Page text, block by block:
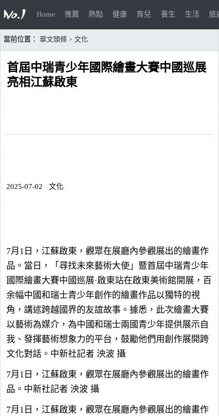
Home 推薦 熱點 健康 育兒 養生 生活 旅
當前位置： 華文頭條 > 文化
首屆中瑞青少年國際繪畫大賽中國巡展
亮相江蘇啟東
2025-07-02 文化
7月1日，江蘇啟東，觀眾在展廳內參觀展出的繪畫作
品。當日，「尋找未來藝術大使」暨首屆中瑞青少年
國際繪畫大賽中國巡展·啟東站在啟東美術館開展，百
余幅中國和瑞士青少年創作的繪畫作品以獨特的視
角，講述跨越國界的友誼故事。據悉，此次繪畫大賽
以藝術為媒介，為中國和瑞士兩國青少年提供展示自
我、發揮藝術想象力的平台，鼓勵他們用創作展開跨
文化對話。中新社記者 泱波 攝
7月1日，江蘇啟東，觀眾在展廳內參觀展出的繪畫作
品。中新社記者 泱波 攝
7月1日，江蘇啟東，觀眾在展廳內參觀展出的繪畫作